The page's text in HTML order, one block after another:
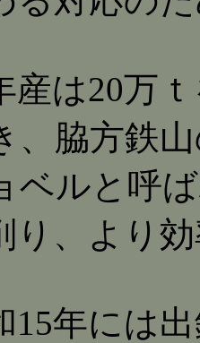
産は20万
、脇方鉄
ベルと呼
り、より
15年には